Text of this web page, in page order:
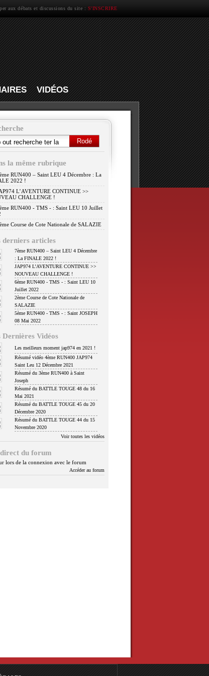
aux débats et discussions du site : S'INSCRIRE
VIDÉOS
la même rubrique
RUN400 – Saint LEU 4 Décembre : La
2022 !
L’AVENTURE CONTINUE >>
CHALLENGE !
RUN400 - TMS - : Saint LEU 10 Juillet
Course de Cote Nationale de SALAZIE
derniers articles
7ème RUN400 – Saint LEU 4 Décembre
: La FINALE 2022 !
JAP974 L’AVENTURE CONTINUE >>
NOUVEAU CHALLENGE !
6ème RUN400 - TMS - : Saint LEU 10
Juillet 2022
2ème Course de Cote Nationale de
SALAZIE
5ème RUN400 - TMS - : Saint JOSEPH
08 Mai 2022
Dernières Vidéos
Les meilleurs moment jap974 en 2021 !
Résumé vidéo 4ème RUN400 JAP974
Saint Leu 12 Décembre 2021
Résumé du 3ème RUN400 à Saint
Joseph
Résumé du BATTLE TOUGE 48 du 16
Mai 2021
Résumé du BATTLE TOUGE 45 du 20
Décembre 2020
Résumé du BATTLE TOUGE 44 du 15
Novembre 2020
Voir toutes les vidéos
du forum
lors de la connexion avec le forum
Accéder au forum